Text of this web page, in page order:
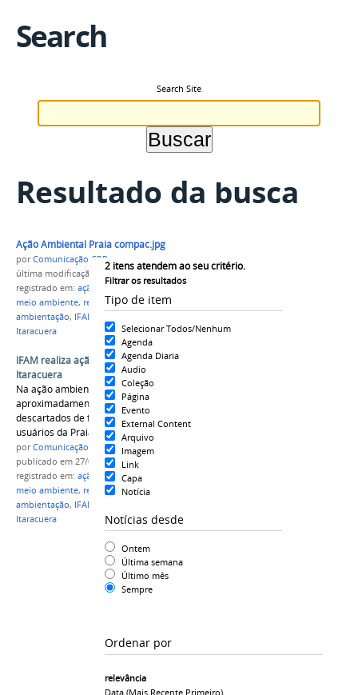
Search
Search Site
Resultado da busca
2 itens atendem ao seu critério.
Filtrar os resultados
Tipo de item
Selecionar Todos/Nenhum
Agenda
Agenda Diaria
Audio
Coleção
Página
Evento
External Content
Arquivo
Imagem
Link
Capa
Notícia
Notícias desde
Ontem
Última semana
Último mês
Sempre
Ordenar por
relevância
Data (mais Recente Primeiro)
Ação Ambiental Praia compac.jpg
porComunicação CPR
última modificação
em 27/08/2021 18h21
registrado em: ação ambiental ,curso técnico em
meio ambiente, resíduos sólidos,impactos
ambientação, IFAM Campus Parintins
Itaracuera
IFAM realiza ação ambiental na Praia de
Itaracuera
Na ação ambiental foram retirados
aproximadamente 200 kg de resíduos sólidos
descartados de forma inadequada pelos
usuários da Praia de Itaracuera.
porComunicação CPR
publicado em 27/08/2021
registrado em: ação ambiental,
meio ambiente, resíduos sólidos
ambientação, IFAM Campus Parintins
Itaracuera